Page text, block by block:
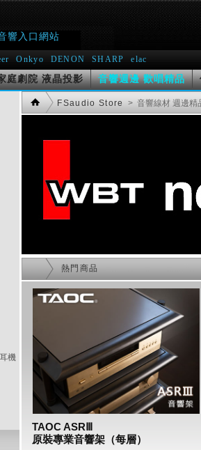
響入口網站
Onkyo DENON SHARP elac
庭劇院 液晶投影 音響週邊 歡唱精品
機
FSaudio Store > 音響線材 週邊精
熱門商品
TAOC ASRⅢ
原裝專業音響架（每層）